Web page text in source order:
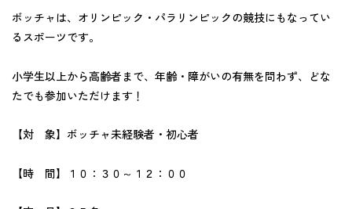
ボッチャは、オリンピック・パラリンピックの競技にもなってい
るスポーツです。
小学生以上から高齢者まで、年齢・障がいの有無を問わず、どな
たでも参加いただけます！
【対 象】ボッチャ未経験者・初心者
【時 間】１０：３０～１２：００